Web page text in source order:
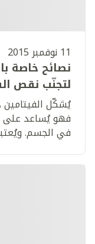
11 نوفمبر 2015
نصائح خاصة
لتجنّب نقص
يُشكّل الفيتامين
فهو يُساعد على
في الجسم.